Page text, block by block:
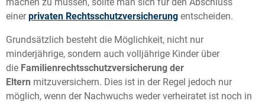
einerprivaten Rechtsschutzversicherung entscheiden.
Grundsätzlich besteht die Möglichkeit, nicht nur
minderjährige, sondern auch volljährige Kinder über
die Familienrechtsschutzversicherung der
Eltern mitzuversichern. Dies ist in der Regel jedoch nur
möglich, wenn der Nachwuchs weder verheiratet ist noch in